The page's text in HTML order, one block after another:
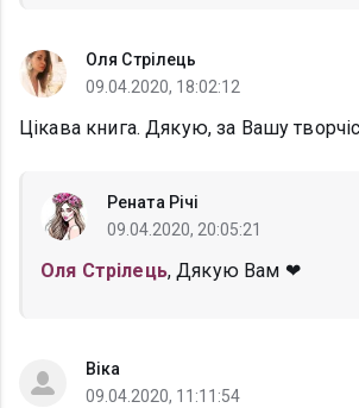
Оля Стрілець
09.04.2020, 18:02:12
Цікава книга. Дякую, за Вашу
Рената Річі
09.04.2020, 20:05:21
Оля Стрілець, Дякую Вам ❤
Віка
09.04.2020, 11:11:54